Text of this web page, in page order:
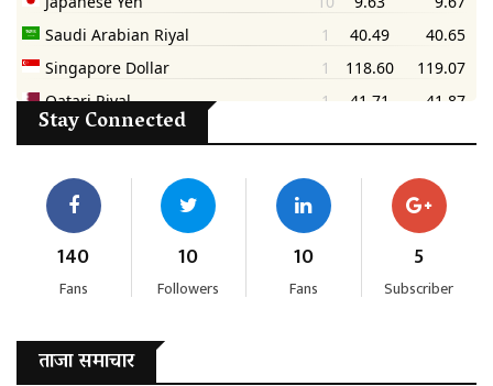
Stay Connected
140
Fans
10
Followers
10
Fans
5
Subscriber
ताजा समाचार